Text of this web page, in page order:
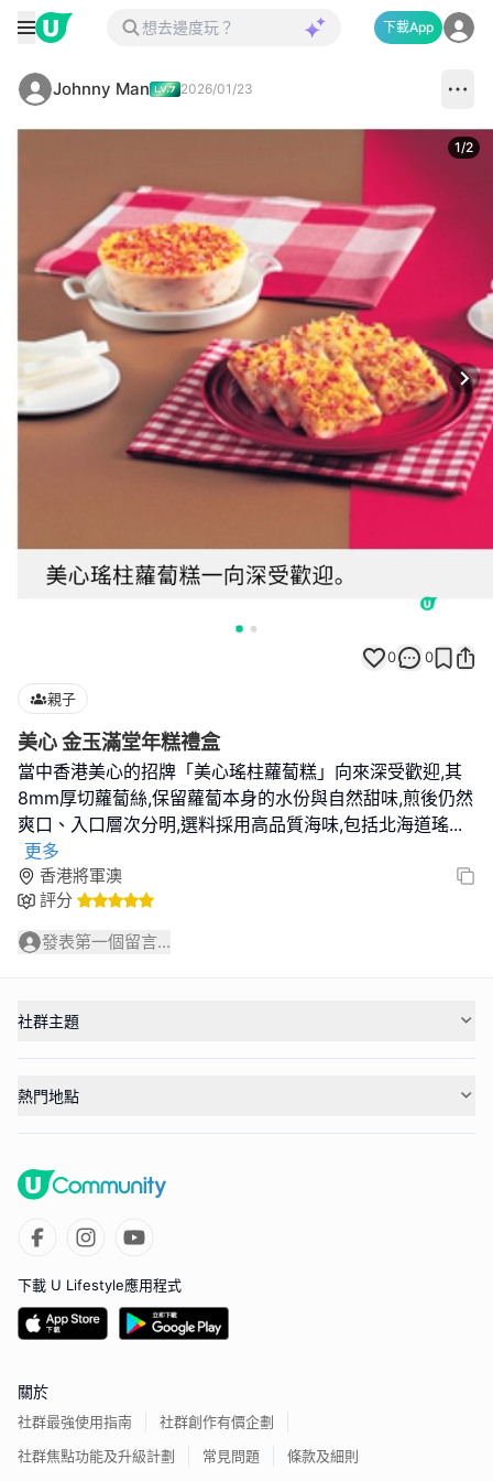
下載App
Johnny Man 2026/01/23
1/2
0 0
親子
美心 金玉滿堂年糕禮盒
當中香港美心的招牌「美心瑤柱蘿蔔糕」向來深受歡迎,其
8mm厚切蘿蔔絲,保留蘿蔔本身的水份與自然甜味,煎後仍然
爽口、入口層次分明,選料採用高品質海味,包括北海道瑤...
更多
香港將軍澳
評分
發表第一個留言...
社群主題
熱門地點
下載 U Lifestyle應用程式
關於
社群最強使用指南
社群創作有價企劃
社群焦點功能及升級計劃
常見問題 條款及細則